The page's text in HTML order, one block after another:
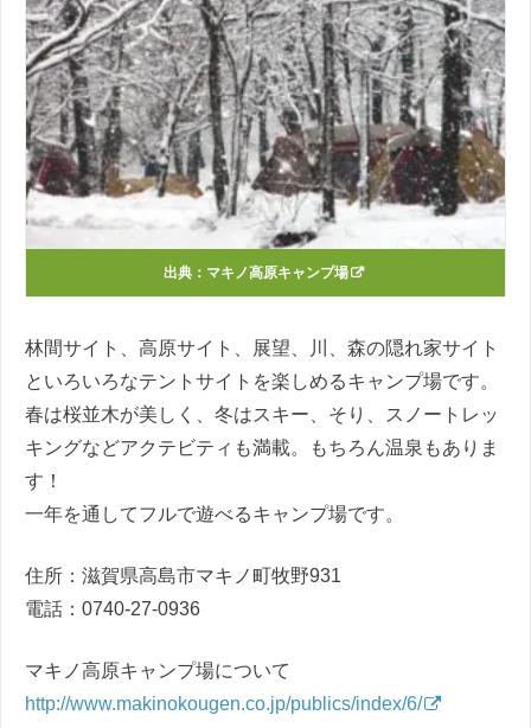
出典： マキノ高原キャンプ場
林間サイト、高原サイト、展望、川、森の隠れ家サイト
といろいろなテントサイトを楽しめるキャンプ場です。
春は桜並木が美しく、冬はスキー、そり、スノートレッ
キングなどアクテビティも満載。もちろん温泉もありま
す！
一年を通してフルで遊べるキャンプ場です。
住所：滋賀県高島市マキノ町牧野931
電話：0740-27-0936
マキノ高原キャンプ場について
http://www.makinokougen.co.jp/publics/index/6/